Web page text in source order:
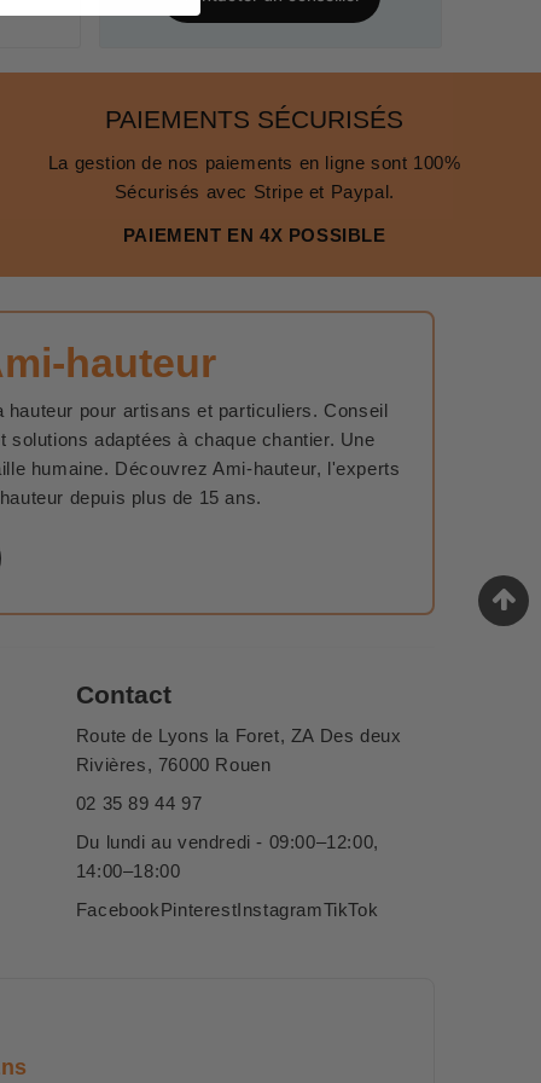
PAIEMENTS SÉCURISÉS
La gestion de nos paiements en ligne sont 100%
Sécurisés avec Stripe et Paypal.
PAIEMENT EN 4X POSSIBLE
hauteur
hauteur pour artisans et particuliers. Conseil
solutions adaptées à chaque chantier. Une
humaine. Découvrez Ami-hauteur, l'experts
depuis plus de 15 ans.
Contact
Route de Lyons la Foret, ZA Des deux
Rivières, 76000 Rouen
02 35 89 44 97
Du lundi au vendredi - 09:00–12:00,
14:00–18:00
Facebook Pinterest InstagramTikTok